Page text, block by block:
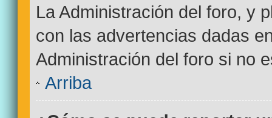
La Administración del foro, y
con las advertencias dadas
Administración del foro si no
Arriba